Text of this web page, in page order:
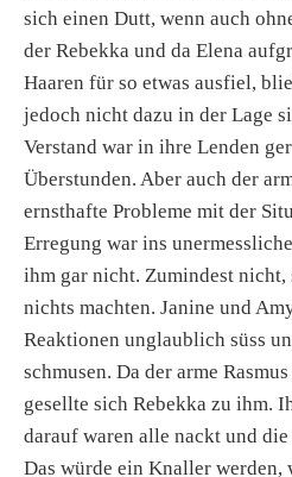
sich einen Dutt, wenn auch
der Rebekka und da Elena
Haaren für so etwas ausfiel,
jedoch nicht dazu in der Lage
Verstand war in ihre Lenden
Überstunden. Aber auch der
ernsthafte Probleme mit der
Erregung war ins
ihm gar nicht. Zumindest nicht,
nichts machten. Janine und
Reaktionen unglaublich süss
schmusen. Da der arme
gesellte sich Rebekka zu ihm.
darauf waren alle nackt und
Das würde ein Knaller werden,